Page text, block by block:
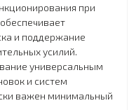
при
и поддержание
усилий.
универсальным
и систем
важен минимальный